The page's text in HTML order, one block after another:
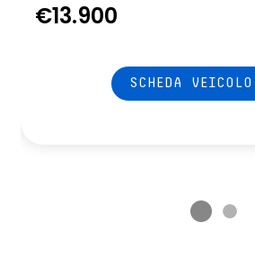
€13.900
SCHEDA VEICOLO